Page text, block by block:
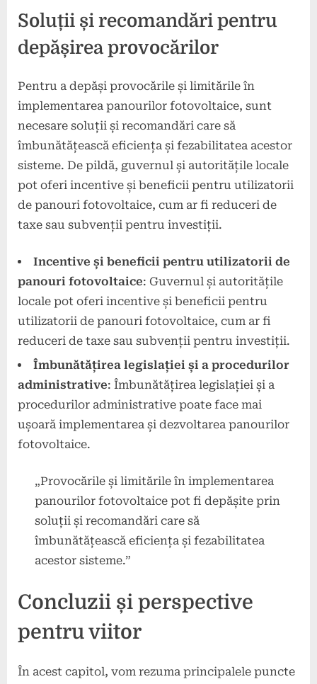
Soluții și recomandări pentru
depășirea provocărilor
Pentru a depăși provocările și limitările în
implementarea panourilor fotovoltaice, sunt
necesare soluții și recomandări care să
îmbunătățească eficiența și fezabilitatea acestor
sisteme. De pildă, guvernul și autoritățile locale
pot oferi incentive și beneficii pentru utilizatorii
de panouri fotovoltaice, cum ar fi reduceri de
taxe sau subvenții pentru investiții.
Incentive și beneficii pentru utilizatorii de
panouri fotovoltaice: Guvernul și autoritățile
locale pot oferi incentive și beneficii pentru
utilizatorii de panouri fotovoltaice, cum ar fi
reduceri de taxe sau subvenții pentru investiții.
Îmbunătățirea legislației și a procedurilor
administrative: Îmbunătățirea legislației și a
procedurilor administrative poate face mai
ușoară implementarea și dezvoltarea panourilor
fotovoltaice.
„Provocările și limitările în implementarea
panourilor fotovoltaice pot fi depășite prin
soluții și recomandări care să
îmbunătățească eficiența și fezabilitatea
acestor sisteme.”
Concluzii și perspective
pentru viitor
În acest capitol, vom rezuma principalele puncte